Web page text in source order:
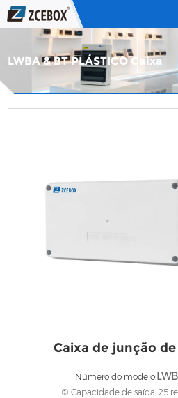
Lar
Entre em
LWBA & BT PLÁSTICO Caixa
Caixa de junção
Número do modelo:
① Capacidade de saída: 25